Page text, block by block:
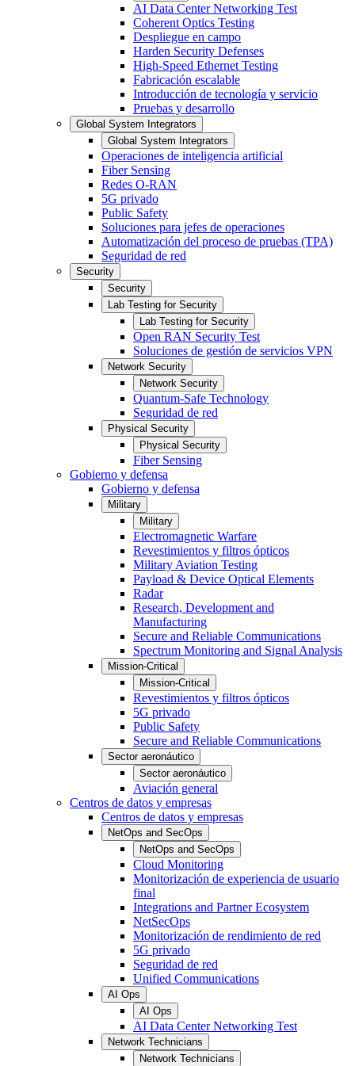
AI Data Center Networking Test
Coherent Optics Testing
Despliegue en campo
Harden Security Defenses
High-Speed Ethernet Testing
Fabricación escalable
Introducción de tecnología y servicio
Pruebas y desarrollo
Global System Integrators
Global System Integrators
Operaciones de inteligencia artificial
Fiber Sensing
Redes O-RAN
5G privado
Public Safety
Soluciones para jefes de operaciones
Automatización del proceso de pruebas (TPA)
Seguridad de red
Security
Security
Lab Testing for Security
Lab Testing for Security
Open RAN Security Test
Soluciones de gestión de servicios VPN
Network Security
Network Security
Quantum-Safe Technology
Seguridad de red
Physical Security
Physical Security
Fiber Sensing
Gobierno y defensa
Gobierno y defensa
Military
Military
Electromagnetic Warfare
Revestimientos y filtros ópticos
Military Aviation Testing
Payload & Device Optical Elements
Radar
Research, Development and
Manufacturing
Secure and Reliable Communications
Spectrum Monitoring and Signal Analysis
Mission-Critical
Mission-Critical
Revestimientos y filtros ópticos
5G privado
Public Safety
Secure and Reliable Communications
Sector aeronáutico
Sector aeronáutico
Aviación general
Centros de datos y empresas
Centros de datos y empresas
NetOps and SecOps
NetOps and SecOps
Cloud Monitoring
Monitorización de experiencia de usuario
final
Integrations and Partner Ecosystem
NetSecOps
Monitorización de rendimiento de red
5G privado
Seguridad de red
Unified Communications
AI Ops
AI Ops
AI Data Center Networking Test
Network Technicians
Network Technicians